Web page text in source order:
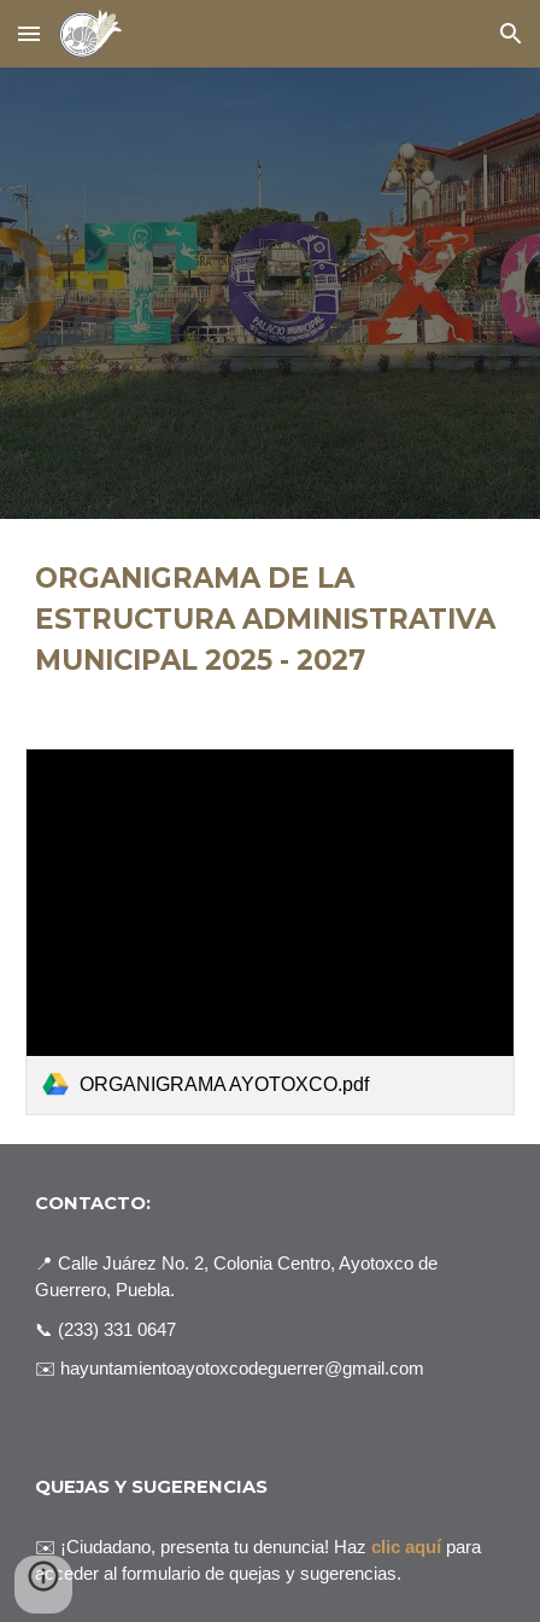
Skip to main content Skip to navigation
ORGANIGRAMA DE LA
ESTRUCTURA ADMINISTRATIVA
MUNICIPAL 2025 - 2027
ORGANIGRAMA AYOTOXCO.pdf
CONTACTO:
📍Calle Juárez No. 2, Colonia Centro, Ayotoxco de
Guerrero, Puebla.
📞 (233) 331 0647
✉️ hayuntamientoayotoxcodeguerrer@gmail.com
QUEJAS Y SUGERENCIAS
✉️ ¡Ciudadano, presenta tu denuncia! Hazclic aquí para
acceder al formulario de quejas y sugerencias.